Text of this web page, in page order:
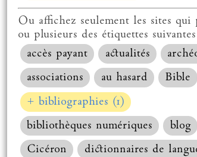
Ou affichez seulement les sites qui
ou plusieurs des étiquettes suivantes
accès payant
actualités
associations
au hasard
Bible
+ bibliographies (1)
bibliothèques numériques
blog
Cicéron
dictionnaires de